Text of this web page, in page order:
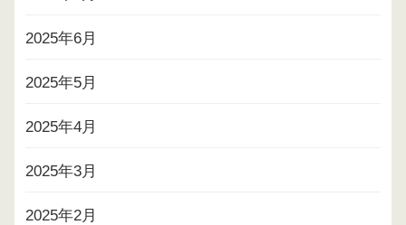
2025年6月
2025年5月
2025年4月
2025年3月
2025年2月